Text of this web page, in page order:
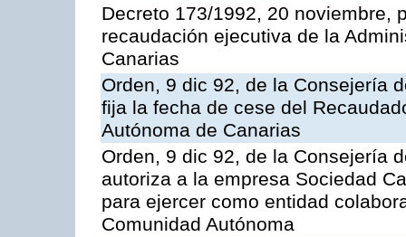
Decreto 173/1992, 20 noviembre,
recaudación ejecutiva de la
Canarias
Orden, 9 dic 92, de la Consejería
fija la fecha de cese del
Autónoma de Canarias
Orden, 9 dic 92, de la Consejería
autoriza a la empresa Sociedad
para ejercer como entidad
Comunidad Autónoma